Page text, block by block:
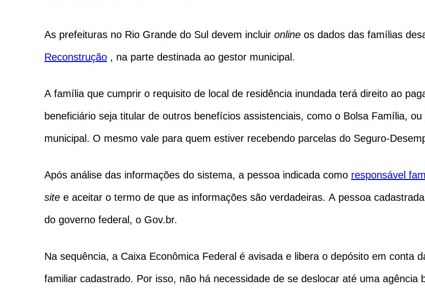
As prefeituras no Rio Grande do Sul devem incluir online os dados das famílias
Reconstrução , na parte destinada ao gestor municipal.
A família que cumprir o requisito de local de residência inundada terá direito ao
beneficiário seja titular de outros benefícios assistenciais, como o Bolsa Família,
municipal. O mesmo vale para quem estiver recebendo parcelas do Seguro-
Após análise das informações do sistema, a pessoa indicada como responsável
site e aceitar o termo de que as informações são verdadeiras. A pessoa
do governo federal, o Gov.br.
Na sequência, a Caixa Econômica Federal é avisada e libera o depósito em conta
familiar cadastrado. Por isso, não há necessidade de se deslocar até uma agência